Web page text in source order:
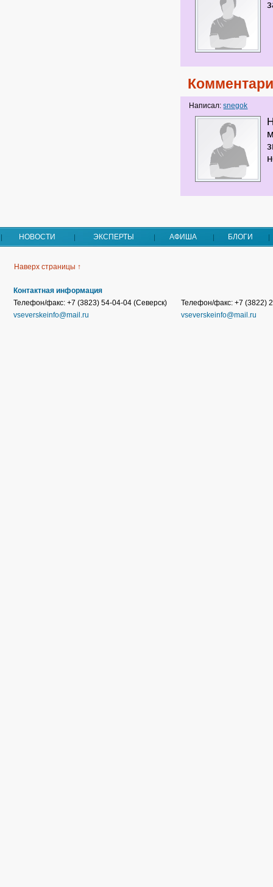
Написал:snegok
НОВОСТИ ЭКСПЕРТЫ АФИША БЛОГИ
Наверх страницы ↑
Контактная информация
Телефон/факс: +7 (3823) 54-04-04 (Северск)
vseverskeinfo@mail.ru
Телефон/факс: +7 (3822)
vseverskeinfo@mail.ru